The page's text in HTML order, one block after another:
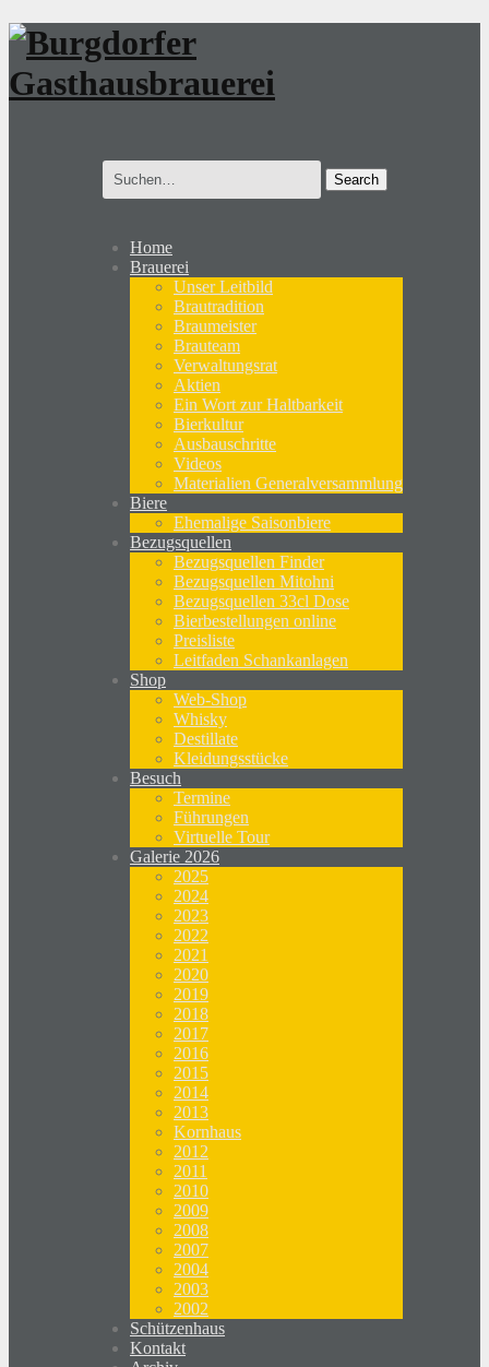
Search
for:
Home
Brauerei
Unser Leitbild
Brautradition
Braumeister
Brauteam
Verwaltungsrat
Aktien
Ein Wort zur Haltbarkeit
Bierkultur
Ausbauschritte
Videos
Materialien Generalversammlung
Biere
Ehemalige Saisonbiere
Bezugsquellen
Bezugsquellen Finder
Bezugsquellen Mitohni
Bezugsquellen 33cl Dose
Bierbestellungen online
Preisliste
Leitfaden Schankanlagen
Shop
Web-Shop
Whisky
Destillate
Kleidungsstücke
Besuch
Termine
Führungen
Virtuelle Tour
Galerie 2026
2025
2024
2023
2022
2021
2020
2019
2018
2017
2016
2015
2014
2013
Kornhaus
2012
2011
2010
2009
2008
2007
2004
2003
2002
Schützenhaus
Kontakt